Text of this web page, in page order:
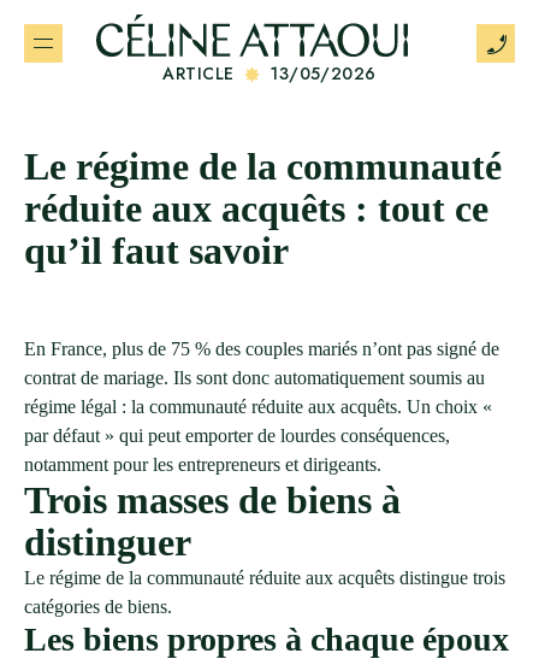
ARTICLE 13/05/2026
Le régime de la communauté
réduite aux acquêts : tout ce
qu’il faut savoir
En France, plus de 75 % des couples mariés n’ont pas signé de
contrat de mariage. Ils sont donc automatiquement soumis au
régime légal : la communauté réduite aux acquêts. Un choix «
par défaut » qui peut emporter de lourdes conséquences,
notamment pour les entrepreneurs et dirigeants.
Trois masses de biens à
distinguer
Le régime de la communauté réduite aux acquêts distingue trois
catégories de biens.
Les biens propres à chaque époux